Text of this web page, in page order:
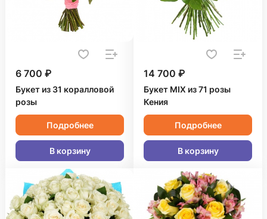
6 700 ₽
Букет из 31 коралловой
розы
Подробнее
В корзину
14 700 ₽
Букет MIX из 71 розы
Кения
Подробнее
В корзину